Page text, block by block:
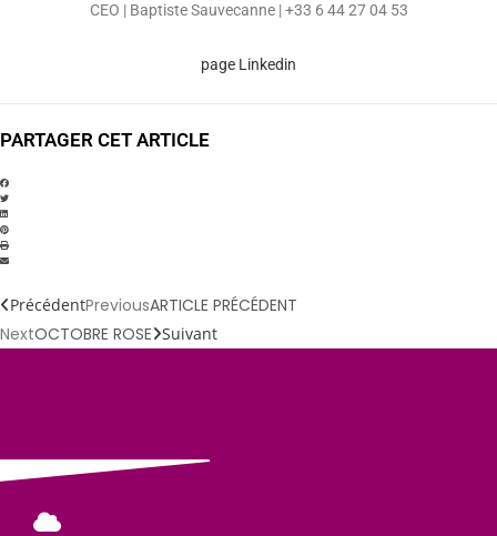
CEO | Baptiste Sauvecanne | +33 6 44 27 04 53
page Linkedin
PARTAGER CET ARTICLE
PrécédentPreviousARTICLE PRÉCÉDENT
NextOCTOBRE ROSE Suivant